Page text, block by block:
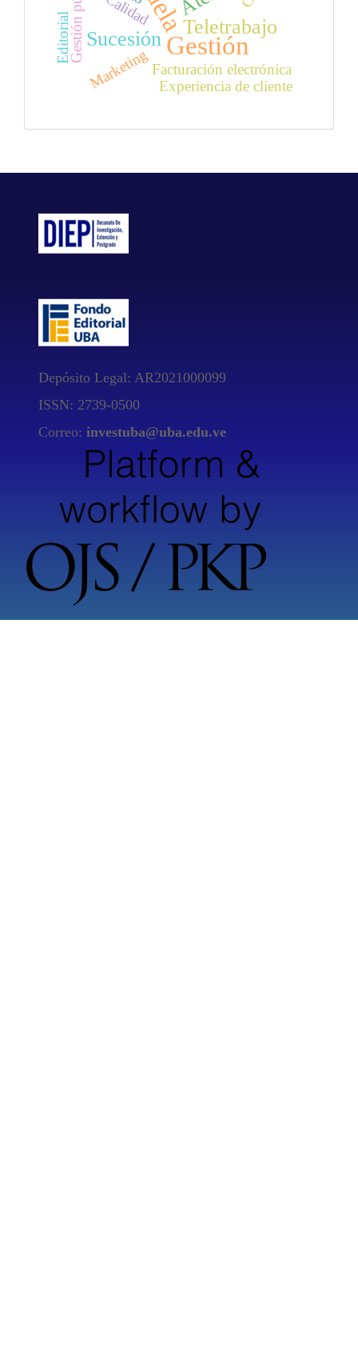
Gestión
Teletrabajo
Sucesión
MarketingFacturación electrónica
Experiencia de cliente
Calidad
Editorial
Depósito Legal: AR2021000099
ISSN: 2739-0500
Correo: investuba@uba.edu.ve